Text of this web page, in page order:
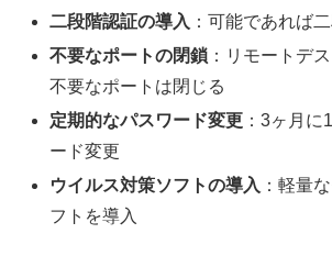
二段階認証の導入 ：可能であれば
不要なポートの閉鎖 ：リモートデ
不要なポートは閉じる
定期的なパスワード変更 ：3ヶ月に
ード変更
ウイルス対策ソフトの導入 ：軽量
フトを導入